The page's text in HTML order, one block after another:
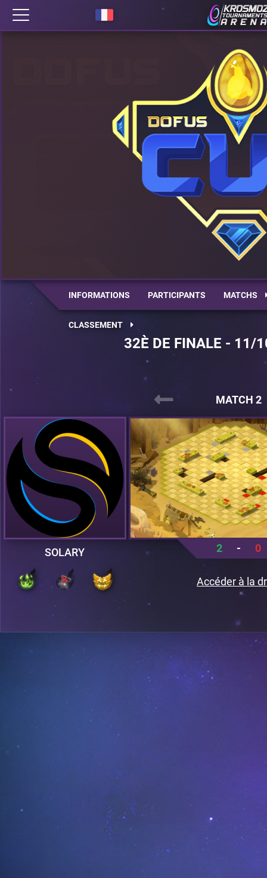
INFORMATIONS PARTICIPANTS MATCHS
CLASSEMENT
32È DE FINALE - 11/
MATCH 2
SOLARY 2 - 0
Accéder à la